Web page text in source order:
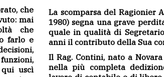
che
mai
che
farlo e
uscì
La scomparsa del Ragionier
1980) segna una grave
quale in qualità di
anni il contributo della Sua
Il Rag. Contini, nato a
nella più completa